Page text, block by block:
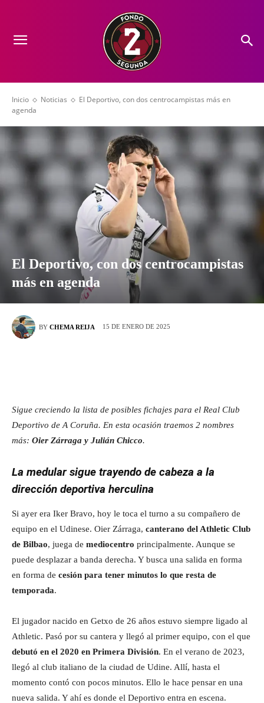
Inicio Noticias
El Deportivo, con dos centrocampistas más en
agenda
El Deportivo, con dos centrocampistas
más en agenda
BY CHEMA REIJA 15 DE ENERO DE 2025
Sigue creciendo la lista de posibles fichajes para el Real Club
Deportivo de A Coruña. En esta ocasión traemos 2 nombres
más: Oier Zárraga y Julián Chicco.
La medular sigue trayendo de cabeza a la
dirección deportiva herculina
Si ayer era Iker Bravo, hoy le toca el turno a su compañero de
equipo en el Udinese. Oier Zárraga, canterano del Athletic Club
de Bilbao, juega de mediocentro principalmente. Aunque se
puede desplazar a banda derecha. Y busca una salida en forma
en forma de cesión para tener minutos lo que resta de
temporada.
El jugador nacido en Getxo de 26 años estuvo siempre ligado al
Athletic. Pasó por su cantera y llegó al primer equipo, con el que
debutó en el 2020 en Primera División. En el verano de 2023,
llegó al club italiano de la ciudad de Udine. Allí, hasta el
momento contó con pocos minutos. Ello le hace pensar en una
nueva salida. Y ahí es donde el Deportivo entra en escena.